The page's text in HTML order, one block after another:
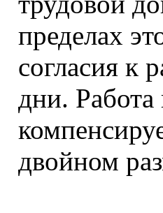
пределах
согласия к
дни.
двойном